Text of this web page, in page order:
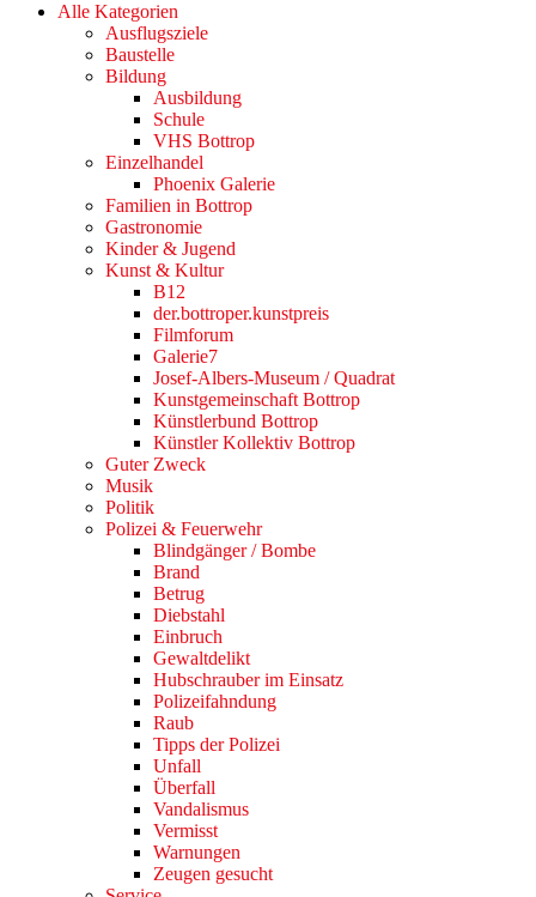
Alle Kategorien
Ausflugsziele
Baustelle
Bildung
Ausbildung
Schule
VHS Bottrop
Einzelhandel
Phoenix Galerie
Familien in Bottrop
Gastronomie
Kinder & Jugend
Kunst & Kultur
B12
der.bottroper.kunstpreis
Filmforum
Galerie7
Josef-Albers-Museum / Quadrat
Kunstgemeinschaft Bottrop
Künstlerbund Bottrop
Künstler Kollektiv Bottrop
Guter Zweck
Musik
Politik
Polizei & Feuerwehr
Blindgänger / Bombe
Brand
Betrug
Diebstahl
Einbruch
Gewaltdelikt
Hubschrauber im Einsatz
Polizeifahndung
Raub
Tipps der Polizei
Unfall
Überfall
Vandalismus
Vermisst
Warnungen
Zeugen gesucht